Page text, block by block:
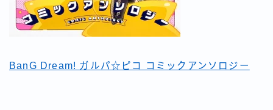
BanG Dream! ガルパ☆ピコ コミックアンソロジー